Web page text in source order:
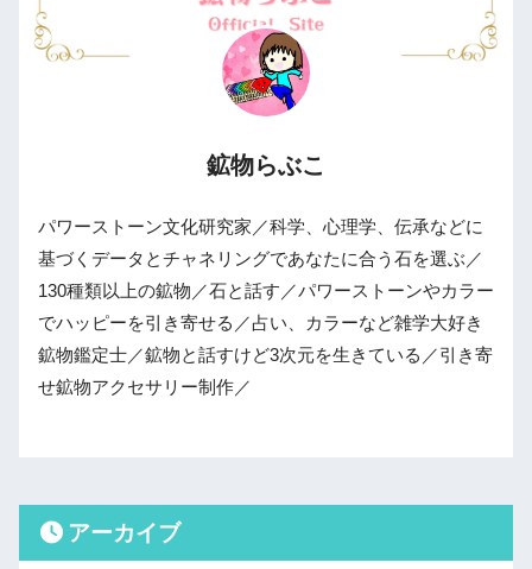
鉱物らぶこ
パワーストーン文化研究家／科学、心理学、伝承などに
基づくデータとチャネリングであなたに合う石を選ぶ／
130種類以上の鉱物／石と話す／パワーストーンやカラー
でハッピーを引き寄せる／占い、カラーなど雑学大好き
鉱物鑑定士／鉱物と話すけど3次元を生きている／引き寄
せ鉱物アクセサリー制作／
アーカイブ